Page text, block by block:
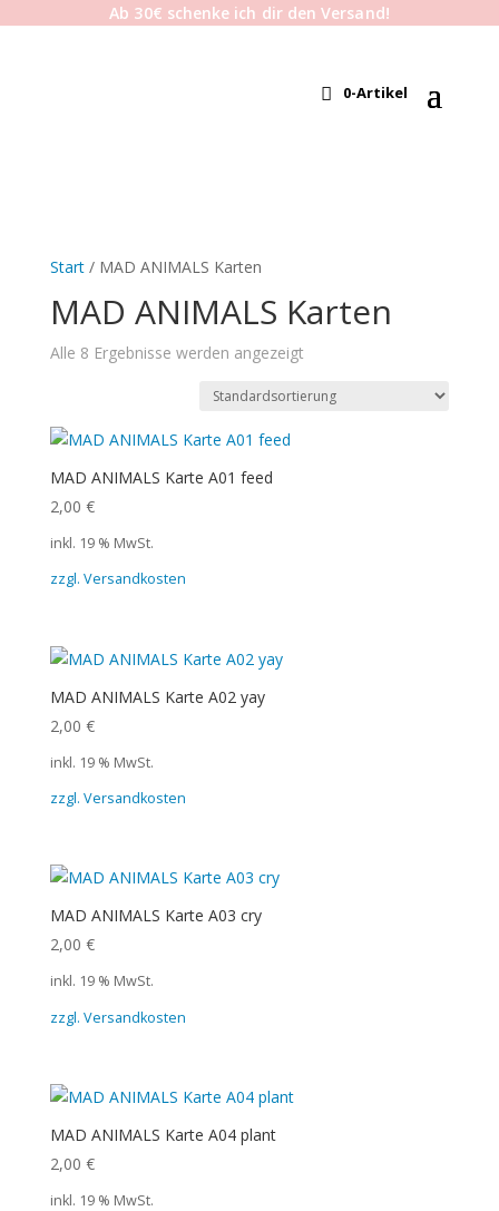
Ab 30€ schenke ich dir den Versand!
0-Artikel
Start/ MAD ANIMALS Karten
MAD ANIMALS Karten
Alle 8 Ergebnisse werden angezeigt
MAD ANIMALS Karte A01 feed
2,00 €
inkl. 19 % MwSt.
zzgl. Versandkosten
MAD ANIMALS Karte A02 yay
2,00 €
inkl. 19 % MwSt.
zzgl. Versandkosten
MAD ANIMALS Karte A03 cry
2,00 €
inkl. 19 % MwSt.
zzgl. Versandkosten
MAD ANIMALS Karte A04 plant
2,00 €
inkl. 19 % MwSt.